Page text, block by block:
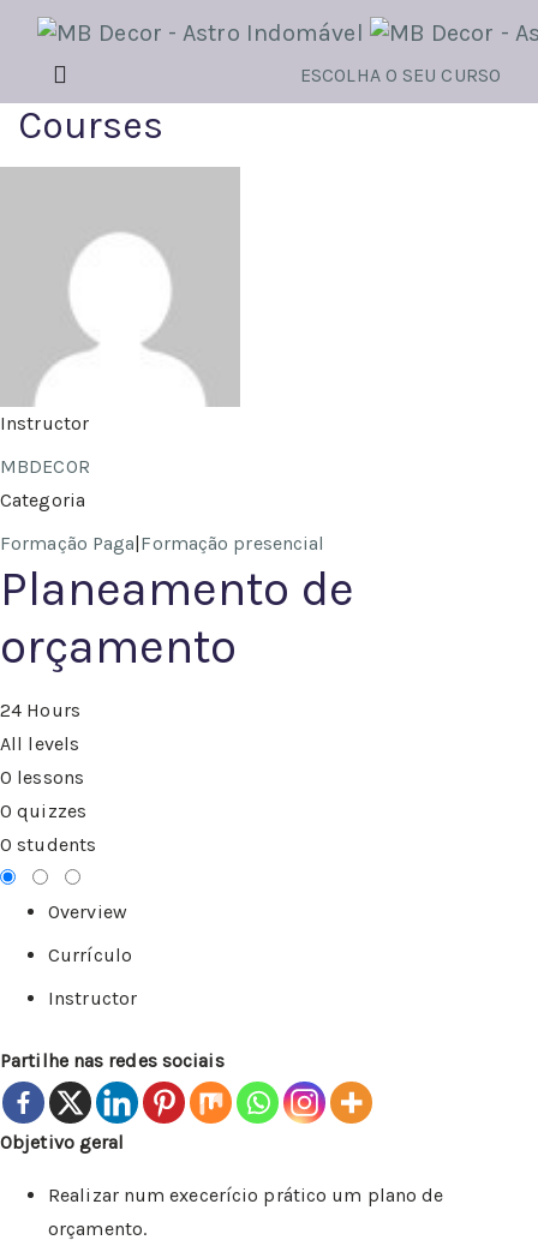
ESCOLHA O SEU CURSO
Courses
Instructor
MBDECOR
Categoria
Formação Paga Formação presencial
Planeamento de
orçamento
24 Hours
All levels
0 lessons
0 quizzes
0 students
Overview
Currículo
Instructor
Partilhe nas redes sociais
Objetivo geral
Realizar num execerício prático um plano de
orçamento.